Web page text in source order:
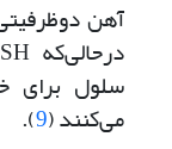
آهن
می‌کنند (9
).